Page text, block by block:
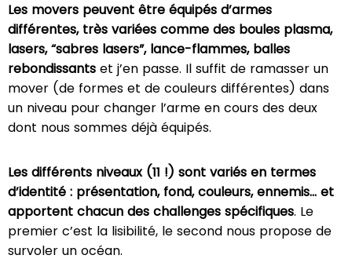
Les movers peuvent être équipés d’armes
différentes, très variées comme des boules plasma,
lasers, “sabres lasers”, lance-flammes, balles
rebondissants et j’en passe. Il suffit de ramasser un
mover (de formes et de couleurs différentes) dans
un niveau pour changer l’arme en cours des deux
dont nous sommes déjà équipés.
Les différents niveaux (11 !) sont variés en termes
d’identité : présentation, fond, couleurs, ennemis... et
apportent chacun des challenges spécifiques. Le
premier c’est la lisibilité, le second nous propose de
survoler un océan.